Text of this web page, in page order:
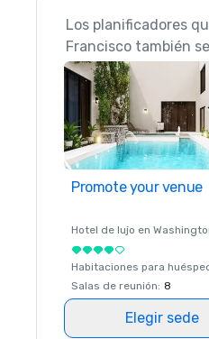
Los planificadores
Francisco también
Promote your venue
Hotel de lujo en
Habitaciones para
Salas de reunión: 8
Elegir sede